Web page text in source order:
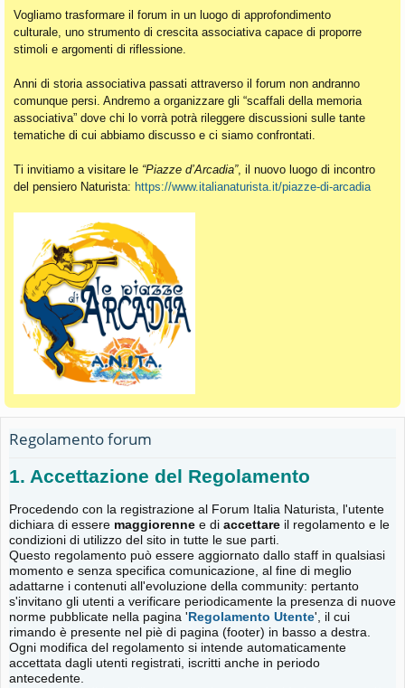
Vogliamo trasformare il forum in un luogo di approfondimento
culturale, uno strumento di crescita associativa capace di proporre
stimoli e argomenti di riflessione.
Anni di storia associativa passati attraverso il forum non andranno
comunque persi. Andremo a organizzare gli “scaffali della memoria
associativa” dove chi lo vorrà potrà rileggere discussioni sulle tante
tematiche di cui abbiamo discusso e ci siamo confrontati.
Ti invitiamo a visitare le “Piazze d’Arcadia”, il nuovo luogo di incontro
del pensiero Naturista: https://www.italianaturista.it/piazze-di-arcadia
Regolamento forum
1. Accettazione del Regolamento
Procedendo con la registrazione al Forum Italia Naturista, l'utente
dichiara di essere maggiorenne e di accettare il regolamento e le
condizioni di utilizzo del sito in tutte le sue parti.
Questo regolamento può essere aggiornato dallo staff in qualsiasi
momento e senza specifica comunicazione, al fine di meglio
adattarne i contenuti all'evoluzione della community: pertanto
s'invitano gli utenti a verificare periodicamente la presenza di nuove
norme pubblicate nella pagina ' Regolamento Utente', il cui
rimando è presente nel piè di pagina (footer) in basso a destra.
Ogni modifica del regolamento si intende automaticamente
accettata dagli utenti registrati, iscritti anche in periodo
antecedente.